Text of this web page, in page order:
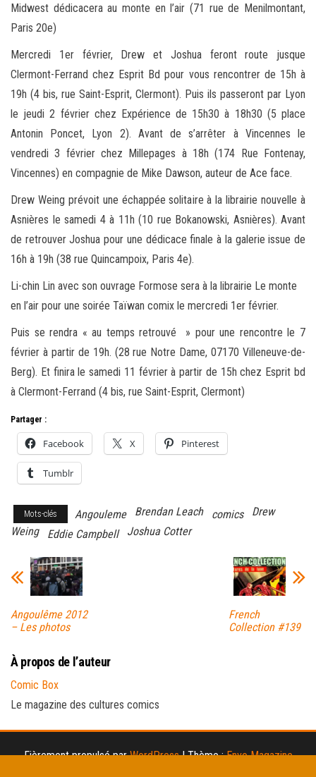
Midwest dédicacera au monte en l’air (71 rue de Menilmontant,
Paris 20e)
Mercredi 1er février, Drew et Joshua feront route jusque
Clermont-Ferrand chez Esprit Bd pour vous rencontrer de 15h à
19h (4 bis, rue Saint-Esprit, Clermont). Puis ils passeront par Lyon
le jeudi 2 février chez Expérience de 15h30 à 18h30 (5 place
Antonin Poncet, Lyon 2). Avant de s’arrêter à Vincennes le
vendredi 3 février chez Millepages à 18h (174 Rue Fontenay,
Vincennes) en compagnie de Mike Dawson, auteur de Ace face.
Drew Weing prévoit une échappée solitaire à la librairie nouvelle à
Asnières le samedi 4 à 11h (10 rue Bokanowski, Asnières). Avant
de retrouver Joshua pour une dédicace finale à la galerie issue de
16h à 19h (38 rue Quincampoix, Paris 4e).
Li-chin Lin avec son ouvrage Formose sera à la librairie Le monte
en l’air pour une soirée Taïwan comix le mercredi 1er février.
Puis se rendra « au temps retrouvé » pour une rencontre le 7
février à partir de 19h. (28 rue Notre Dame, 07170 Villeneuve-de-
Berg). Et finira le samedi 11 février à partir de 15h chez Esprit bd
à Clermont-Ferrand (4 bis, rue Saint-Esprit, Clermont)
Partager :
Facebook X Pinterest
Tumblr
Mots-clés Angouleme Brendan Leach comics
Drew
Weing
Eddie Campbell Joshua Cotter
Angoulême 2012
– Les photos
French
Collection #139
À propos de l’auteur
Comic Box
Le magazine des cultures comics
Fièrement propulsé parWordPress |Thème :Envo Magazine